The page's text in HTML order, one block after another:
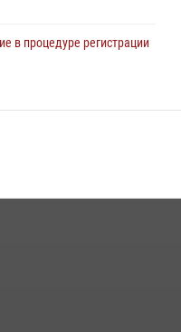
в процедуре регистрации
и призерами
2026